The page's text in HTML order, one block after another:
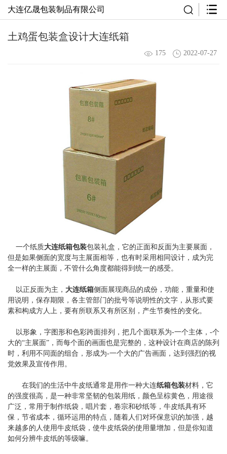
大连亿晟包装制品有限公司
土鸡蛋包装盒设计大连纸箱
175 2022-07-27
一个纸质大连纸箱包装包装礼盒，它的正面和反面为主要展面，
但是如果侧面的宽度与主展面相等，也有时采用相同设计，成为完
全一样的主展面，不管什么角度都能得到统一的感受。
以正反面为主， 大连纸箱侧面展现商品的成份，功能，重量和使
用说明，保存期限，各主管部门的批号等说明性的文字，从形式要
素和构成方人上，要有所联系又有所区别，产生节奏性的变化。
以形象，字图形和色彩跨面排列，把几个面联系为-一个主体，-个
大的“主展面”，而每个面的画面也是完整的，这种设计在商店的陈列
时，利用不同面的组合，形成为-一个大的广告画面，达到强烈的视
觉效果及宣传作用。
在我们的生活中牛皮纸通常是用作一种大连纸箱包装材料，它
的强度很高，是一种非常坚韧的包装用纸，颜色呈棕黄色，用途很
广泛，常用于制作纸袋，唱片套，卷宗和砂纸等，牛皮纸具有环
保，节省成本，循环运用的特点，随着人们对环保意识的加强，越
来越多的人使用牛皮纸袋，使牛皮纸袋的使用量增加，但是你知道
如何分辨牛皮纸的等级嘛。